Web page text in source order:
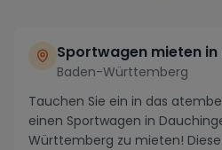
Sportwagen mieten in
Baden-Württemberg
Tauchen Sie ein in das
einen Sportwagen in
Württemberg zu mieten!